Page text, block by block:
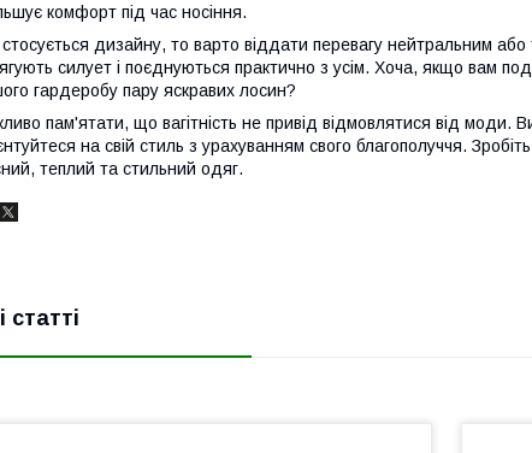
комфорт під час носіння.
дизайну, то варто віддати перевагу нейтральним або
силует і поєднуються практично з усім. Хоча, якщо вам
гардеробу пару яскравих лосин?
пам'ятати, що вагітність не привід відмовлятися від моди.
на свій стиль з урахуванням свого благополуччя.
теплий та стильний одяг.
статті